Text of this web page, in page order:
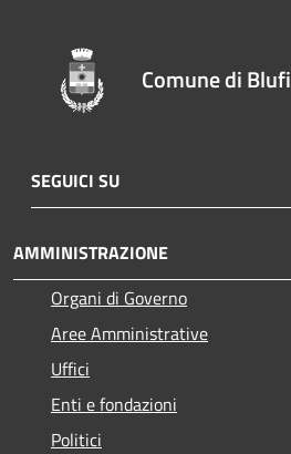
Comune di Blufi
SEGUICI SU
AMMINISTRAZIONE
Organi di Governo
Aree Amministrative
Uffici
Enti e fondazioni
Politici